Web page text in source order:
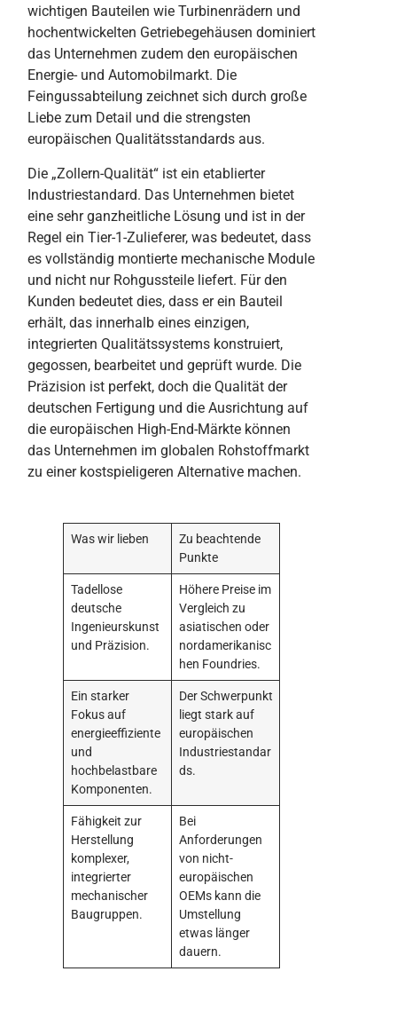
wichtigen Bauteilen wie Turbinenrädern und
hochentwickelten Getriebegehäusen dominiert
das Unternehmen zudem den europäischen
Energie- und Automobilmarkt. Die
Feingussabteilung zeichnet sich durch große
Liebe zum Detail und die strengsten
europäischen Qualitätsstandards aus.
Die „Zollern-Qualität“ ist ein etablierter
Industriestandard. Das Unternehmen bietet
eine sehr ganzheitliche Lösung und ist in der
Regel ein Tier-1-Zulieferer, was bedeutet, dass
es vollständig montierte mechanische Module
und nicht nur Rohgussteile liefert. Für den
Kunden bedeutet dies, dass er ein Bauteil
erhält, das innerhalb eines einzigen,
integrierten Qualitätssystems konstruiert,
gegossen, bearbeitet und geprüft wurde. Die
Präzision ist perfekt, doch die Qualität der
deutschen Fertigung und die Ausrichtung auf
die europäischen High-End-Märkte können
das Unternehmen im globalen Rohstoffmarkt
zu einer kostspieligeren Alternative machen.
Was wir lieben
Zu beachtende
Punkte
Tadellose
deutsche
Ingenieurskunst
und Präzision.
Höhere Preise im
Vergleich zu
asiatischen oder
nordamerikanisc
hen Foundries.
Ein starker
Fokus auf
energieeffiziente
und
hochbelastbare
Komponenten.
Der Schwerpunkt
liegt stark auf
europäischen
Industriestandar
ds.
Fähigkeit zur
Herstellung
komplexer,
integrierter
mechanischer
Baugruppen.
Bei
Anforderungen
von nicht-
europäischen
OEMs kann die
Umstellung
etwas länger
dauern.